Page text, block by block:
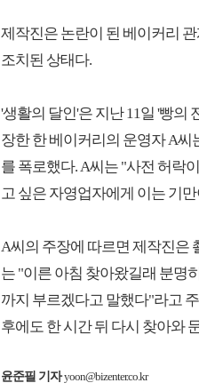
제작진은 논란이 된 베이커리
조치된 상태다.
'생활의 달인'은 지난 11일 '빵의
장한 한 베이커리의 운영자 A씨
를 폭로했다. A씨는 "사전 허락
고 싶은 자영업자에게 이는 기
A씨의 주장에 따르면 제작진은
는 "이른 아침 찾아왔길래 분명
까지 부르겠다고 말했다"라고
후에도 한 시간 뒤 다시 찾아와
윤준필 기자 yoon@bizenter.co.kr